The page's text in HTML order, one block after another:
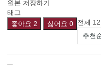
원본 저장하기
태그
좋아요 2 싫어요 0 전체 12